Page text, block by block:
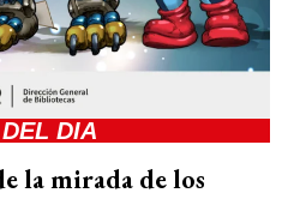
DIA
la mirada de los